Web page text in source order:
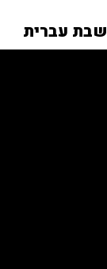
שבת עברית